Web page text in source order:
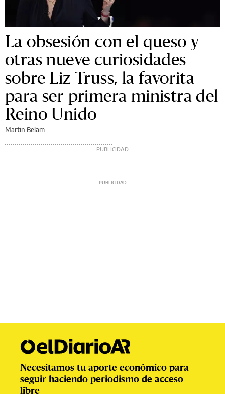
La obsesión con el queso y
otras nueve curiosidades
sobre Liz Truss, la favorita
para ser primera ministra del
Reino Unido
Martin Belam
Necesitamos tu aporte económico para
seguir haciendo periodismo de acceso
libre